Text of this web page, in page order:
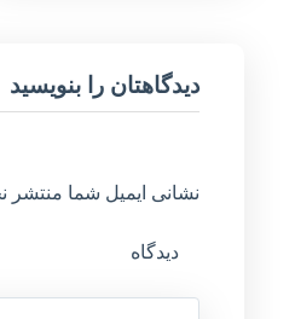
دیدگاهتان را بنویسید
نشانی ایمیل شما منتشر
دیدگاه